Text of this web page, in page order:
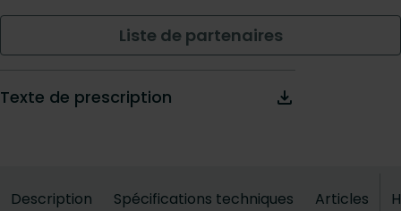
Liste de partenaires
Texte de prescription
Description Spécifications techniques Articles